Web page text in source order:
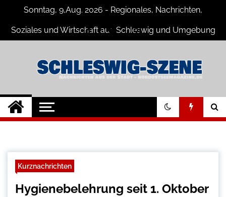
content
Sonntag, 9,Aug. 2026 - Regionales, Nachrichten,
Soziales und Wirtschaft aus Schleswig und Umgebung
Schleswig Szene
Neuigkeiten und Nachrichten aus
Schleswig und Umgebung
Kurznachrichten
Hygienebelehrung seit 1. Oktober